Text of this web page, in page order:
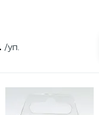
/уп.